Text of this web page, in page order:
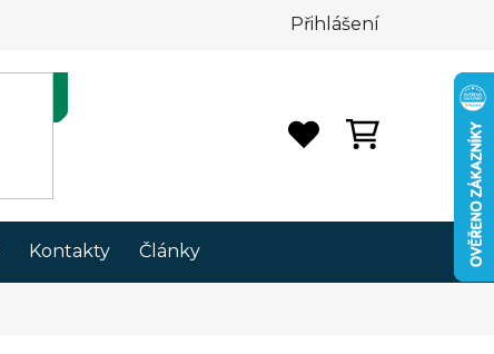
Přihlášení
KOŠÍK
Kontakty Články